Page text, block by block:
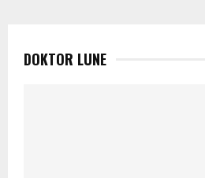
DOKTOR LUNE